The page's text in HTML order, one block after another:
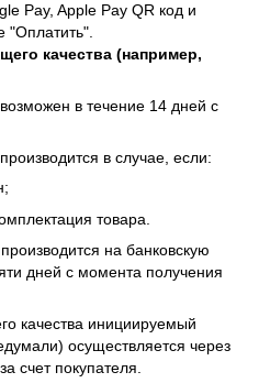
Pay, Apple Pay QR код и
"Оплатить".
качества (например,
в течение 14 дней с
в случае, если:
товара.
на банковскую
дней с момента получения
качества инициируемый
осуществляется через
счет покупателя.